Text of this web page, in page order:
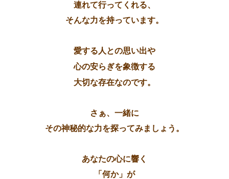
連れて行ってくれる、
そんな力を持っています。
愛する人との思い出や
心の安らぎを象徴する
大切な存在なのです。
さぁ、一緒に
その神秘的な力を探ってみましょう。
あなたの心に響く
「何か」が